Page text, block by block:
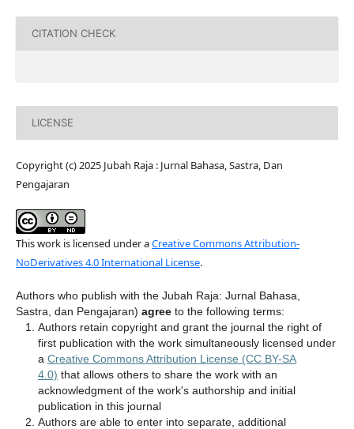
CITATION CHECK
LICENSE
Copyright (c) 2025 Jubah Raja : Jurnal Bahasa, Sastra, Dan
Pengajaran
This work is licensed under aCreative Commons Attribution-
NoDerivatives 4.0 International License.
Authors who publish with the Jubah Raja: Jurnal Bahasa,
Sastra, dan Pengajaran) agreeto the following terms:
Authors retain copyright and grant the journal the right of
first publication with the work simultaneously licensed under
a Creative Commons Attribution License (CC BY-SA
4.0) that allows others to share the work with an
acknowledgment of the work's authorship and initial
publication in this journal
Authors are able to enter into separate, additional